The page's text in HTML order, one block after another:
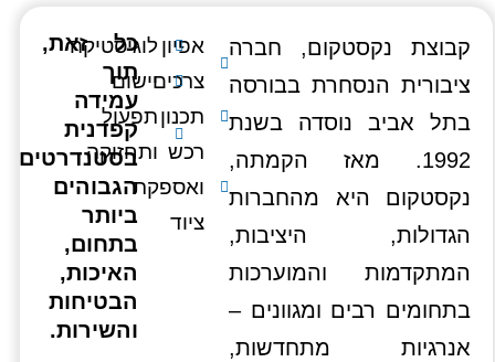
קבוצת נקסטקום, חברה
ציבורית הנסחרת בבורסה
בתל אביב נוסדה בשנת
1992. מאז הקמתה,
נקסטקום היא מהחברות
הגדולות, היציבות,
המתקדמות והמוערכות
בתחומים רבים ומגוונים –
אנרגיות מתחדשות,
אפיון
צרכים
תכנון
רכש
ואספקת
ציוד
לוגיסטיקה
יישום
תפעול
ותחזוקה
כל זאת,
תוך
עמידה
קפדנית
בסטנדרטים
הגבוהים
ביותר
בתחום,
האיכות,
הבטיחות
והשירות.